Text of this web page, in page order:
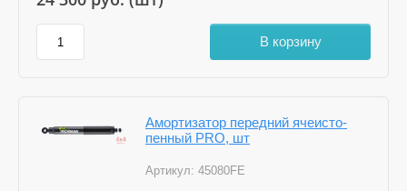
В корзину
Амортизатор передний ячеисто-
пенный PRO, шт
Артикул: 45080FE